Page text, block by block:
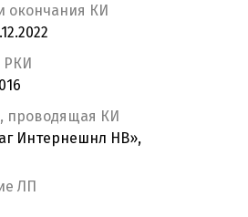
окончания КИ
РКИ
проводящая КИ
Интернешнл НВ»,
ЛП